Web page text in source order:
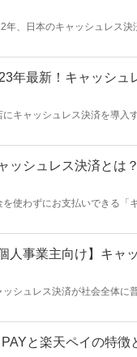
年、日本のキャッシュレス
ービスの多様化や非接触ニ
年最新！キャッシュ
にキャッシュレス決済を導入
のキャッシュレス決済導入
ッシュレス決済とは
を使わずにお支払いできる「
個人事業主向け】キャ
ッシュレス決済が社会全体に
と楽天ペイの特徴